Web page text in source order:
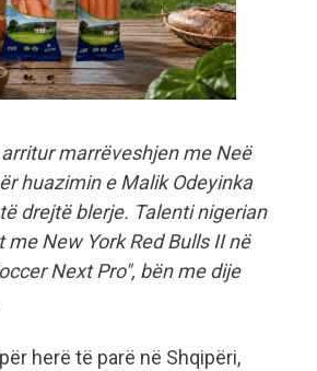
marrëveshjen me Neë
huazimin e Malik Odeyinka
drejtë blerje. Talenti nigerian
New York Red Bulls II në
Next Pro", bën me dije
herë të parë në Shqipëri,